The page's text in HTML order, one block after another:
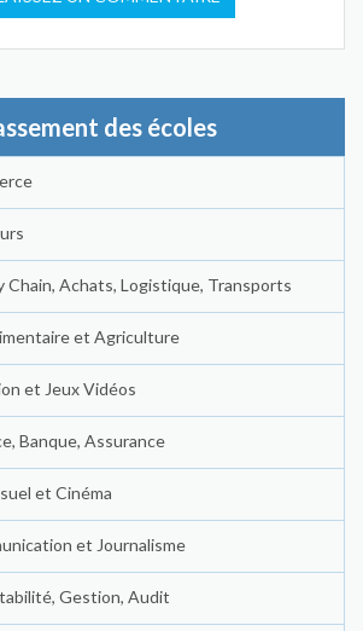
des écoles
Chain, Achats, Logistique, Transports
et Agriculture
et Jeux Vidéos
Banque, Assurance
et Cinéma
et Journalisme
Gestion, Audit